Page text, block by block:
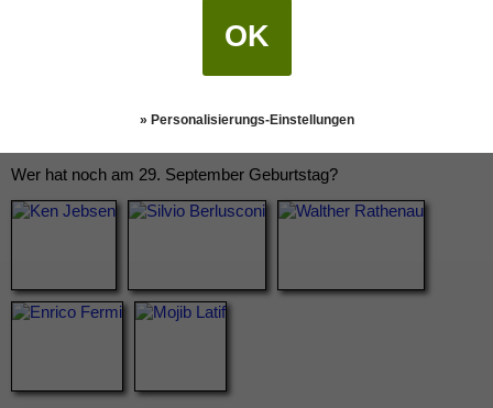
Wer hat noch am 29. September Geburtstag?
OK
» Personalisierungs-Einstellungen